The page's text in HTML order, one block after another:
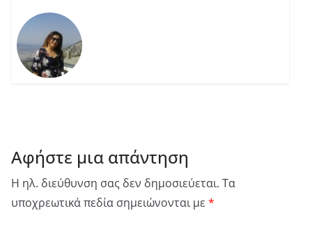
Αφήστε μια απάντηση
Η ηλ. διεύθυνση σας δεν δημοσιεύεται. Τα
υποχρεωτικά πεδία σημειώνονται με *